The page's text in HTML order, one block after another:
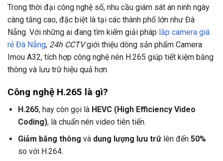
Trong thời đại công nghệ số, nhu cầu giám sát an ninh ngày
càng tăng cao, đặc biệt là tại các thành phố lớn như Đà
Nẵng. Với những ai đang tìm kiếm giải pháp lắp camera giá
rẻ Đà Nẵng, 24h CCTVgiới thiệu dòng sản phẩm Camera
Imou A32, tích hợp công nghệ nén H.265 giúp tiết kiệm băng
thông và lưu trữ hiệu quả hơn.
Công nghệ H.265 là gì?
H.265, hay còn gọi là HEVC (High Efficiency Video
Coding), là chuẩn nén video tiên tiến.
Giảm băng thông và dung lượng lưu trữlên đến 50%
so với H.264.